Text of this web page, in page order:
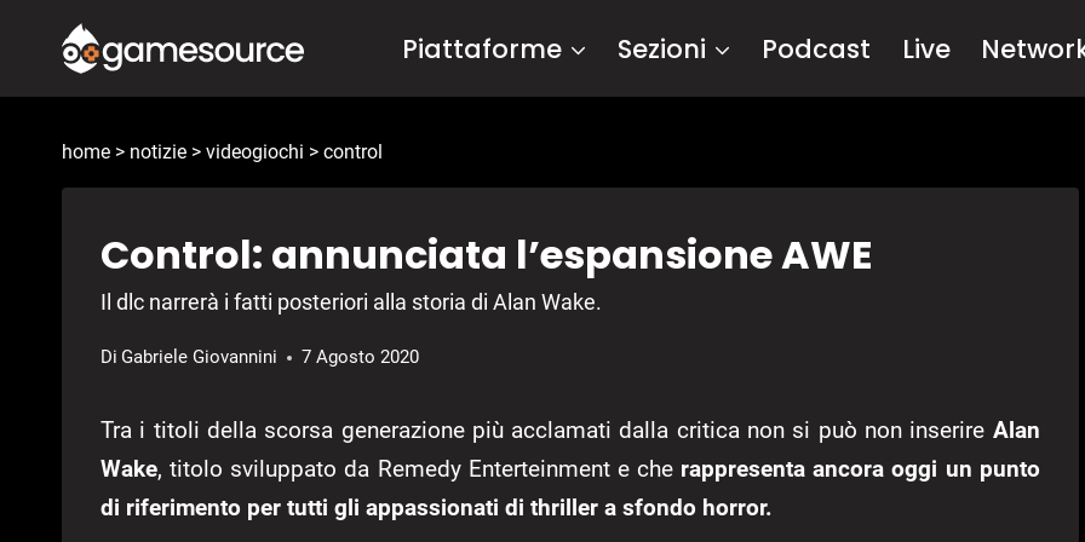
contenuto
Piattaforme Sezioni Podcast Live
home > notizie > videogiochi > control
Control: annunciata l’espansione AWE
Il dlc narrerà i fatti posteriori alla storia di Alan Wake.
Di Gabriele Giovannini 7 Agosto 2020
Tra i titoli della scorsa generazione più acclamati dalla critica non si può non inserire Alan
Wake, titolo sviluppato da Remedy Enterteinment e che rappresenta ancora oggi un punto
di riferimento per tutti gli appassionati di thriller a sfondo horror.